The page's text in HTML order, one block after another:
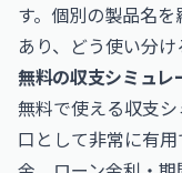
す。個別の製品名
あり、どう使い分け
無料の収支シミュレ
無料で使える収支
口として非常に有